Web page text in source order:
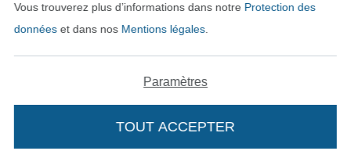
Deutsch
Nederlands
Passer à la boutique
Français
Passer à la
Vous trouverez plus d’informations dans notre Protection des
donnéeset dans nos Mentions légales.
Paramètres
TOUT ACCEPTER